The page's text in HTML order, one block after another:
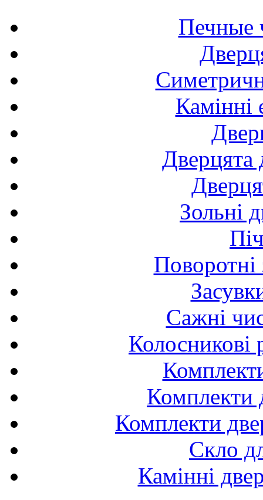
Печные
Камінні
Дверцята
Зольні
Поворотні
Сажні
Колосникові
Комплекти
Комплекти
Скло
Камінні